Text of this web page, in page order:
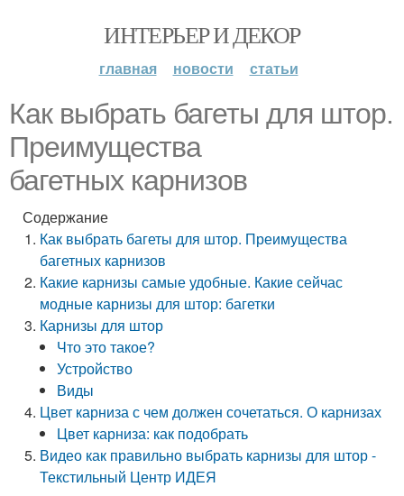
ИНТЕРЬЕР И ДЕКОР
главная новости статьи
Как выбрать багеты для штор.
Преимущества
багетных карнизов
Содержание
Как выбрать багеты для штор. Преимущества
багетных карнизов
Какие карнизы самые удобные. Какие сейчас
модные карнизы для штор: багетки
Карнизы для штор
Что это такое?
Устройство
Виды
Цвет карниза с чем должен сочетаться. О карнизах
Цвет карниза: как подобрать
Видео как правильно выбрать карнизы для штор -
Текстильный Центр ИДЕЯ